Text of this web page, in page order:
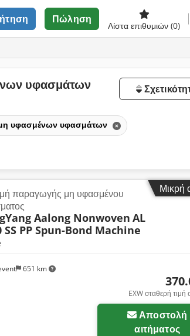
Πώληση
Λίστα επιθυμιών (0)
υφασμάτων
υφασμένων υφασμάτων
Μικρή
651 km
παραγωγής μη υφασμένου
Aalong Nonwoven AL
SS PP Spun-Bond Machine
EXW σταθερή
Αποστολή
αιτήματος